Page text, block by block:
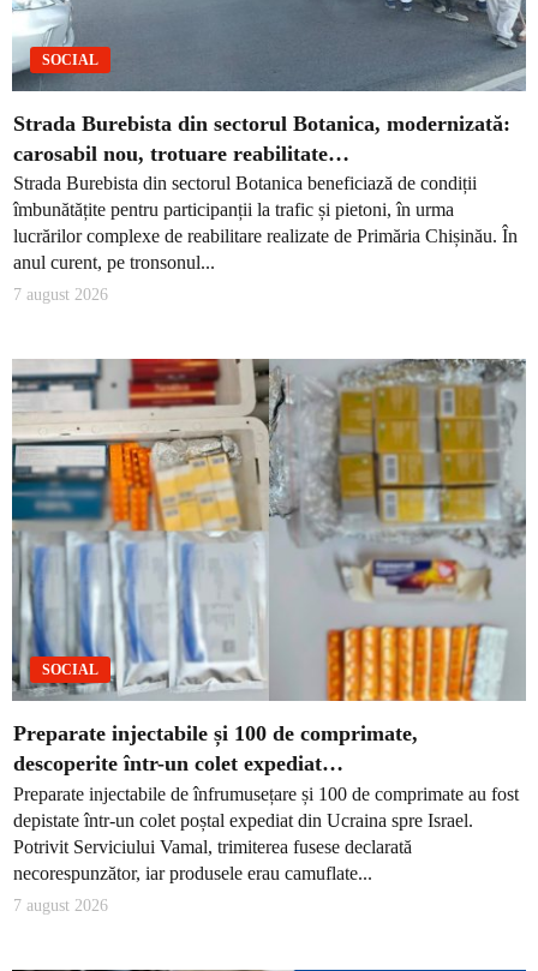
SOCIAL
Strada Burebista din sectorul Botanica, modernizată:
carosabil nou, trotuare reabilitate…
Strada Burebista din sectorul Botanica beneficiază de condiții
îmbunătățite pentru participanții la trafic și pietoni, în urma
lucrărilor complexe de reabilitare realizate de Primăria Chișinău. În
anul curent, pe tronsonul...
7 august 2026
SOCIAL
Preparate injectabile și 100 de comprimate,
descoperite într-un colet expediat…
Preparate injectabile de înfrumusețare și 100 de comprimate au fost
depistate într-un colet poștal expediat din Ucraina spre Israel.
Potrivit Serviciului Vamal, trimiterea fusese declarată
necorespunzător, iar produsele erau camuflate...
7 august 2026